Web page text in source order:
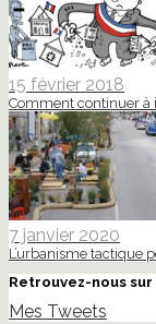
15 février 2018
Comment continuer à
7 janvier 2020
L’urbanisme tactique
Retrouvez-nous
Mes Tweets